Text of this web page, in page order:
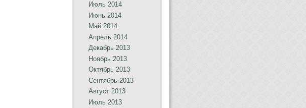
Июль 2014
Июнь 2014
Май 2014
Апрель 2014
Декабрь 2013
Ноябрь 2013
Октябрь 2013
Сентябрь 2013
Август 2013
Июль 2013